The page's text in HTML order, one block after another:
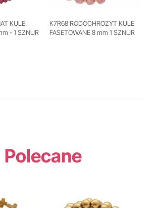
KULE
- 1 SZNUR
K7R68 RODOCHROZYT KULE
FASETOWANE 8 mm 1 SZNUR
Polecane